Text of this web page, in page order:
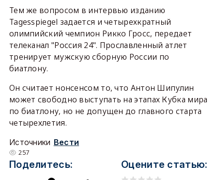
Тем же вопросом в интервью изданию
Tagesspiegel задается и четырехкратный
олимпийский чемпион Рикко Гросс, передает
телеканал "Россия 24". Прославленный атлет
тренирует мужскую сборную России по
биатлону.
Он считает нонсенсом то, что Антон Шипулин
может свободно выступать на этапах Кубка мира
по биатлону, но не допущен до главного старта
четырехлетия.
Источники Вести
257
Поделитесь: Оцените статью: